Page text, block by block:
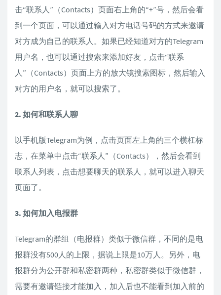
击“联系人”（Contacts）页面右上角的“+”号，然后会看
到一个页面，可以通过输入对方电话号码的方式来邀请
对方成为自己的联系人。如果已经知道对方的Telegram
用户名，也可以通过搜索来添加好友，点击“联系
人”（Contacts）页面上方的放大镜搜索图标，然后输入
对方的用户名，就可以搜索了。
2. 如何和联系人聊
以手机版Telegram为例，点击页面左上角的三个横杠标
志，在菜单中点击“联系人”（Contacts），然后会看到
联系人列表，点击想要聊天的联系人，就可以进入聊天
页面了。
3. 如何加入电报群
Telegram的群组（电报群）类似于微信群，不同的是电
报群没有500人的上限，据说上限是10万人。另外，电
报群分为公开群和私密群两种，私密群类似于微信群，
需要有邀请链接才能加入，加入后也不能看到加入前的